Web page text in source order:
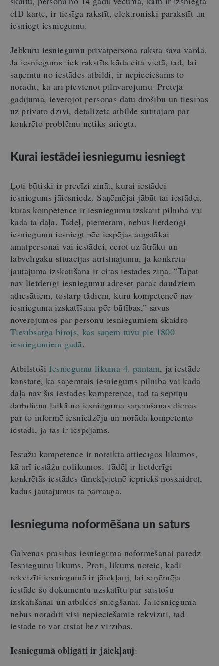
eID karte, ir tiesīga rakstīt, elektroniski parakstīt un
iesniegt iesniegumu.
Jebkuru iesniegumu privātpersona raksta savā vārdā.
Ja iesniegums tiek rakstīts kāda cita vietā, tad, lai
saņemtu no iestādes atbildi, ir nepieciešams to
norādīt, kā arī pievienot pilnvarojumu. Pretējā
gadījumā, ievērojot personas datu drošību un tiesības
uz privāto dzīvi, detalizēta atbilde sūtītājam par
konkrēto problēmu netiks sniegta.
Kurai iestādei iesniegumu iesniegt
Ļoti būtiski ir precīzi zināt, kurai iestādei
iesniegums jāiesniedz. Saņēmējai jābūt tai iestādei,
kuras kompetencē ir iesniegumu izskatīt pilnībā vai
kādā tā daļā. Tādēļ, piemēram, nebūs lietderīgi
iesniegumu iesniegt pēc iespējas augstākai
amatpersonai vai iestādei, cerot uz ātrāku un
labvēlīgāku situācijas atrisinājumu, ja konkrētā
jautājuma izskatīšana ir citas iestādes ziņā. “Tāpat
nav lietderīgi iesniegumu adresēt pārāk daudziem
adresātiem, tostarp tādiem, kuru kompetencē nav
iesnieguma izskatīšana pēc būtības,” savus
novērojumos par personu iesniegumiem skaidro
Tiesībsarga birojs, kas saņem tuvu pie 1800
iesniegumiem gadā.
AtbilstošiIesniegumu likuma 4. pantam, ja iestāde
konstatē, ka saņemtais iesniegums pilnībā vai kādā
daļā nav šīs iestādes kompetencē, tad tā septiņu
darbdienu laikā no iesnieguma saņemšanas dienas
par to informē iesniedzēju un norāda kompetento
iestādi, ja tas ir iespējams.
Iestāžu kompetence ir noteikta attiecīgos likumos,
kā arī iestāžu nolikumos. Tādēļ ir lietderīgi
konkrētās iestādes tīmekļvietnē iepriekš noskaidrot,
kādus jautājumus tā pārrauga.
Iesnieguma noformēšana un saturs
Galvenās prasības iesnieguma noformēšanai paredz
Iesniegumu likums. Proti, likums noteic, kādi
rekvizīti iesniegumā ir jāiekļauj, lai saņēmēja
iestāde šo dokumentu uzskatītu par saistošu
izskatīšanai un atbildes sniegšanai. Ja iesniegumā
nebūs norādīti visi nepieciešamie rekvizīti, tad
iestāde to var atstāt bez virzības.
Iesniegumā obligāti ir jāiekļauj: